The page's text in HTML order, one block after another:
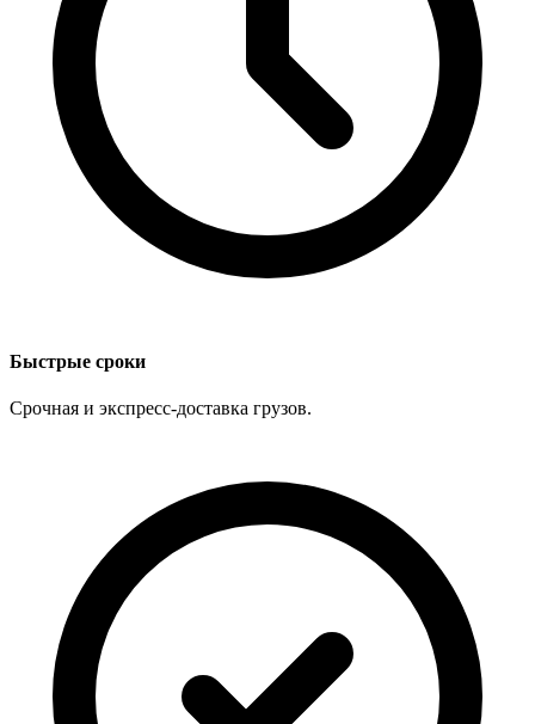
Быстрые сроки
Срочная и экспресс-доставка грузов.